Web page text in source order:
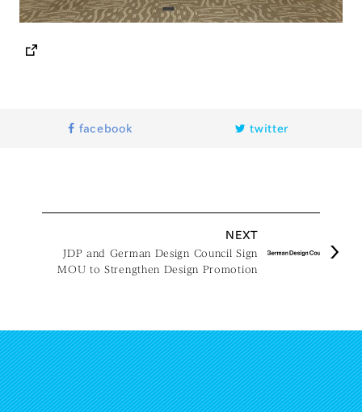
facebook twitter
NEXT
JDP and German Design Council Sign
MOU to Strengthen Design Promotion